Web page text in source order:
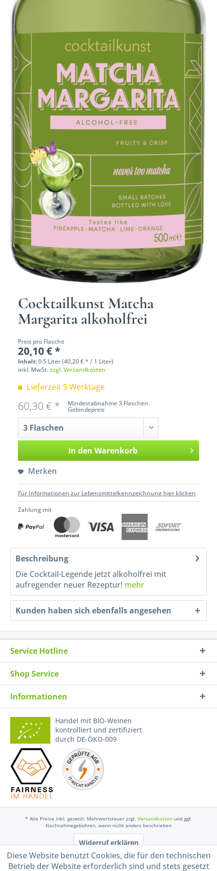
Cocktailkunst Matcha
Margarita alkoholfrei
Preis pro Flasche
20,10 € *
Inhalt:0.5 Liter (40,20 € * / 1 Liter)
inkl. MwSt.zzgl. Versandkosten
Lieferzeit 5 Werktage
Mindestabnahme 3 Flaschen.
Gebindepreis
60,30 € *
In den Warenkorb
Merken
Für Informationen zur Lebensmittelkennzeichnung hier klicken
Zahlung mit
Beschreibung
Die Cocktail-Legende jetzt alkoholfrei mit
aufregender neuer Rezeptur! mehr
Kunden haben sich ebenfalls angesehen
Service Hotline
Shop Service
Informationen
Handel mit BIO-Weinen
kontrolliert und zertifiziert
durch DE-ÖKO-009
* Alle Preise inkl. gesetzl. Mehrwertsteuer zzgl. Versandkosten und ggf.
Nachnahmegebühren, wenn nicht anders beschrieben
Widerruf erklären
Gestaltung, Shop-Setup, Management & Hosting durchTernum Internet Services mit
Shopware
Diese Website benutzt Cookies, die für den technischen
Betrieb der Website erforderlich sind und stets gesetzt